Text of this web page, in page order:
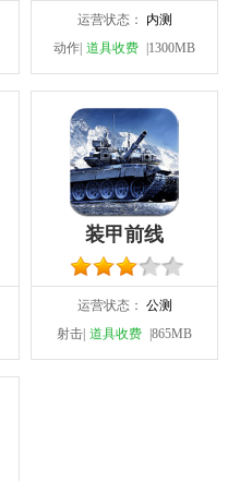
运营状态：
内测
动作| 道具收费 |1300MB
装甲前线
运营状态： 公测
射击| 道具收费 |865MB